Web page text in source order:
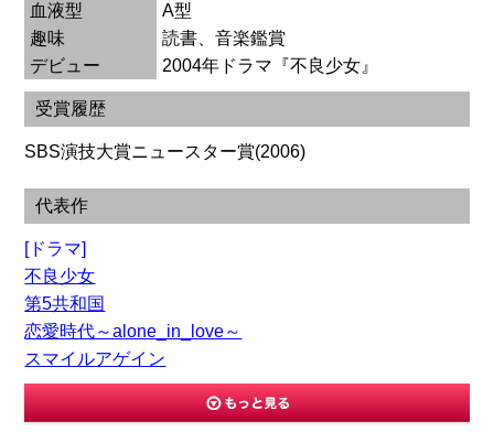
血液型
A型
趣味
読書、音楽鑑賞
デビュー
2004年ドラマ『不良少女』
受賞履歴
SBS演技大賞ニュースター賞(2006)
代表作
[ドラマ]
不良少女
第5共和国
恋愛時代～alone_in_love～
スマイルアゲイン